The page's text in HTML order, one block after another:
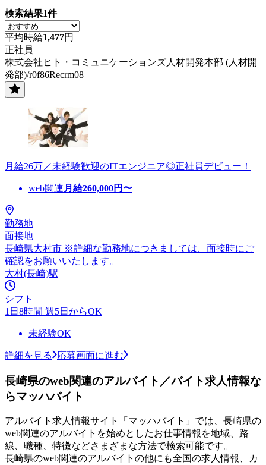
検索結果1件
平均時給1,477円
正社員
株式会社ヒト・コミュニケーションズ人材開発本部 (人材開
発部)/r0f86Recrm08
月給26万／未経験歓迎のITエンジニア◎正社員デビュー！
web関連 月給260,000円〜
勤務地
面接地
長崎県大村市 ※詳細な勤務地につきましては、面接時にご
確認をお願いいたします。
大村(長崎)駅
シフト
1日8時間 週5日からOK
未経験OK
詳細を見る 応募画面に進む
長崎県のweb関連のアルバイト／バイト求人情報な
らマッハバイト
アルバイト求人情報サイト「マッハバイト」では、長崎県の
web関連のアルバイトを始めとしたお仕事情報を地域、路
線、職種、特徴などさまざまな方法で検索可能です。
長崎県のweb関連のアルバイトの他にも全国の求人情報、カ